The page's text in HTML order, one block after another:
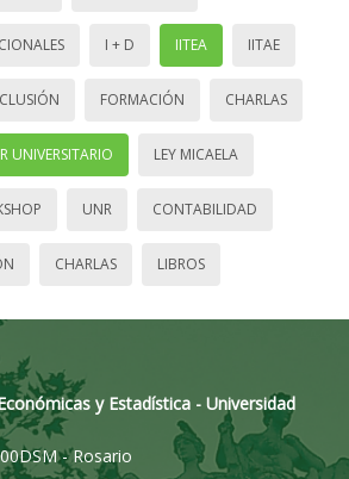
I + D IITEA IITAE
FORMACIÓN CHARLAS
UNIVERSITARIO LEY MICAELA
UNR CONTABILIDAD
CHARLAS LIBROS
y Estadística - Universidad
- Rosario